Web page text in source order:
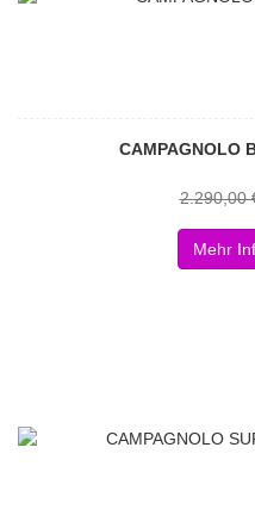
CAMPAGNOLO
2.290,00
Mehr